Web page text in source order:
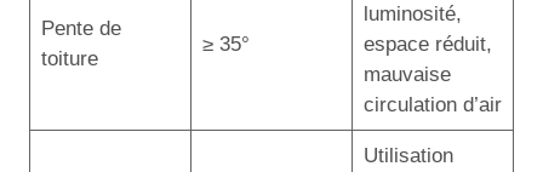
Pente de
toiture
≥ 35°
luminosité,
espace réduit,
mauvaise
circulation d’air
Utilisation